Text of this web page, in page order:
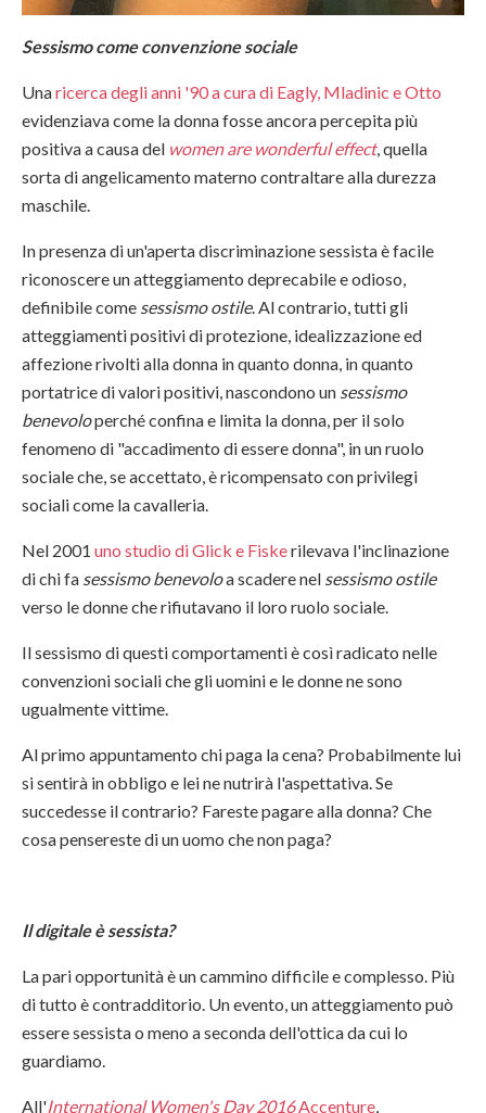
Sessismo come convenzione sociale
Unaricerca degli anni '90 a cura di Eagly, Mladinic e Otto
evidenziava come la donna fosse ancora percepita più
positiva a causa del women are wonderful effect, quella
sorta di angelicamento materno contraltare alla durezza
maschile.
In presenza di un'aperta discriminazione sessista è facile
riconoscere un atteggiamento deprecabile e odioso,
definibile come sessismo ostile. Al contrario, tutti gli
atteggiamenti positivi di protezione, idealizzazione ed
affezione rivolti alla donna in quanto donna, in quanto
portatrice di valori positivi, nascondono un sessismo
benevoloperché confina e limita la donna, per il solo
fenomeno di "accadimento di essere donna", in un ruolo
sociale che, se accettato, è ricompensato con privilegi
sociali come la cavalleria.
Nel 2001 uno studio diGlick e Fiskerilevava l'inclinazione
di chi fa sessismo benevoloa scadere nel sessismo ostile
verso le donne che rifiutavano il loro ruolo sociale.
Il sessismo di questi comportamenti è così radicato nelle
convenzioni sociali che gli uomini e le donne ne sono
ugualmente vittime.
Al primo appuntamento chi paga la cena? Probabilmente lui
si sentirà in obbligo e lei ne nutrirà l'aspettativa. Se
succedesse il contrario? Fareste pagare alla donna? Che
cosa pensereste di un uomo che non paga?
Il digitale è sessista?
La pari opportunità è un cammino difficile e complesso. Più
di tutto è contradditorio. Un evento, un atteggiamento può
essere sessista o meno a seconda dell'ottica da cui lo
guardiamo.
All'International Women's Day 2016Accenture